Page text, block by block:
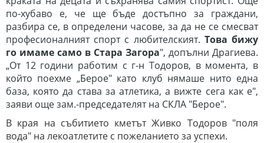
по-хубаво е, че ще бъде достъпно за граждани,
разбира се, в определени часове, за да не се смесват
професионалният спорт с любителският. Това бижу
го имаме само в Стара Загора", допълни Драгиева.
„От 12 години работим с г-н Тодоров, в момента, в
който поехме „Берое" като клуб нямаше нито една
база, която да става за атлетика, а вижте сега как е",
заяви още зам.-председателят на СКЛА "Берое".
В края на събитието кметът Живко Тодоров "поля
вода" на лекоатлетите с пожеланието за успехи.